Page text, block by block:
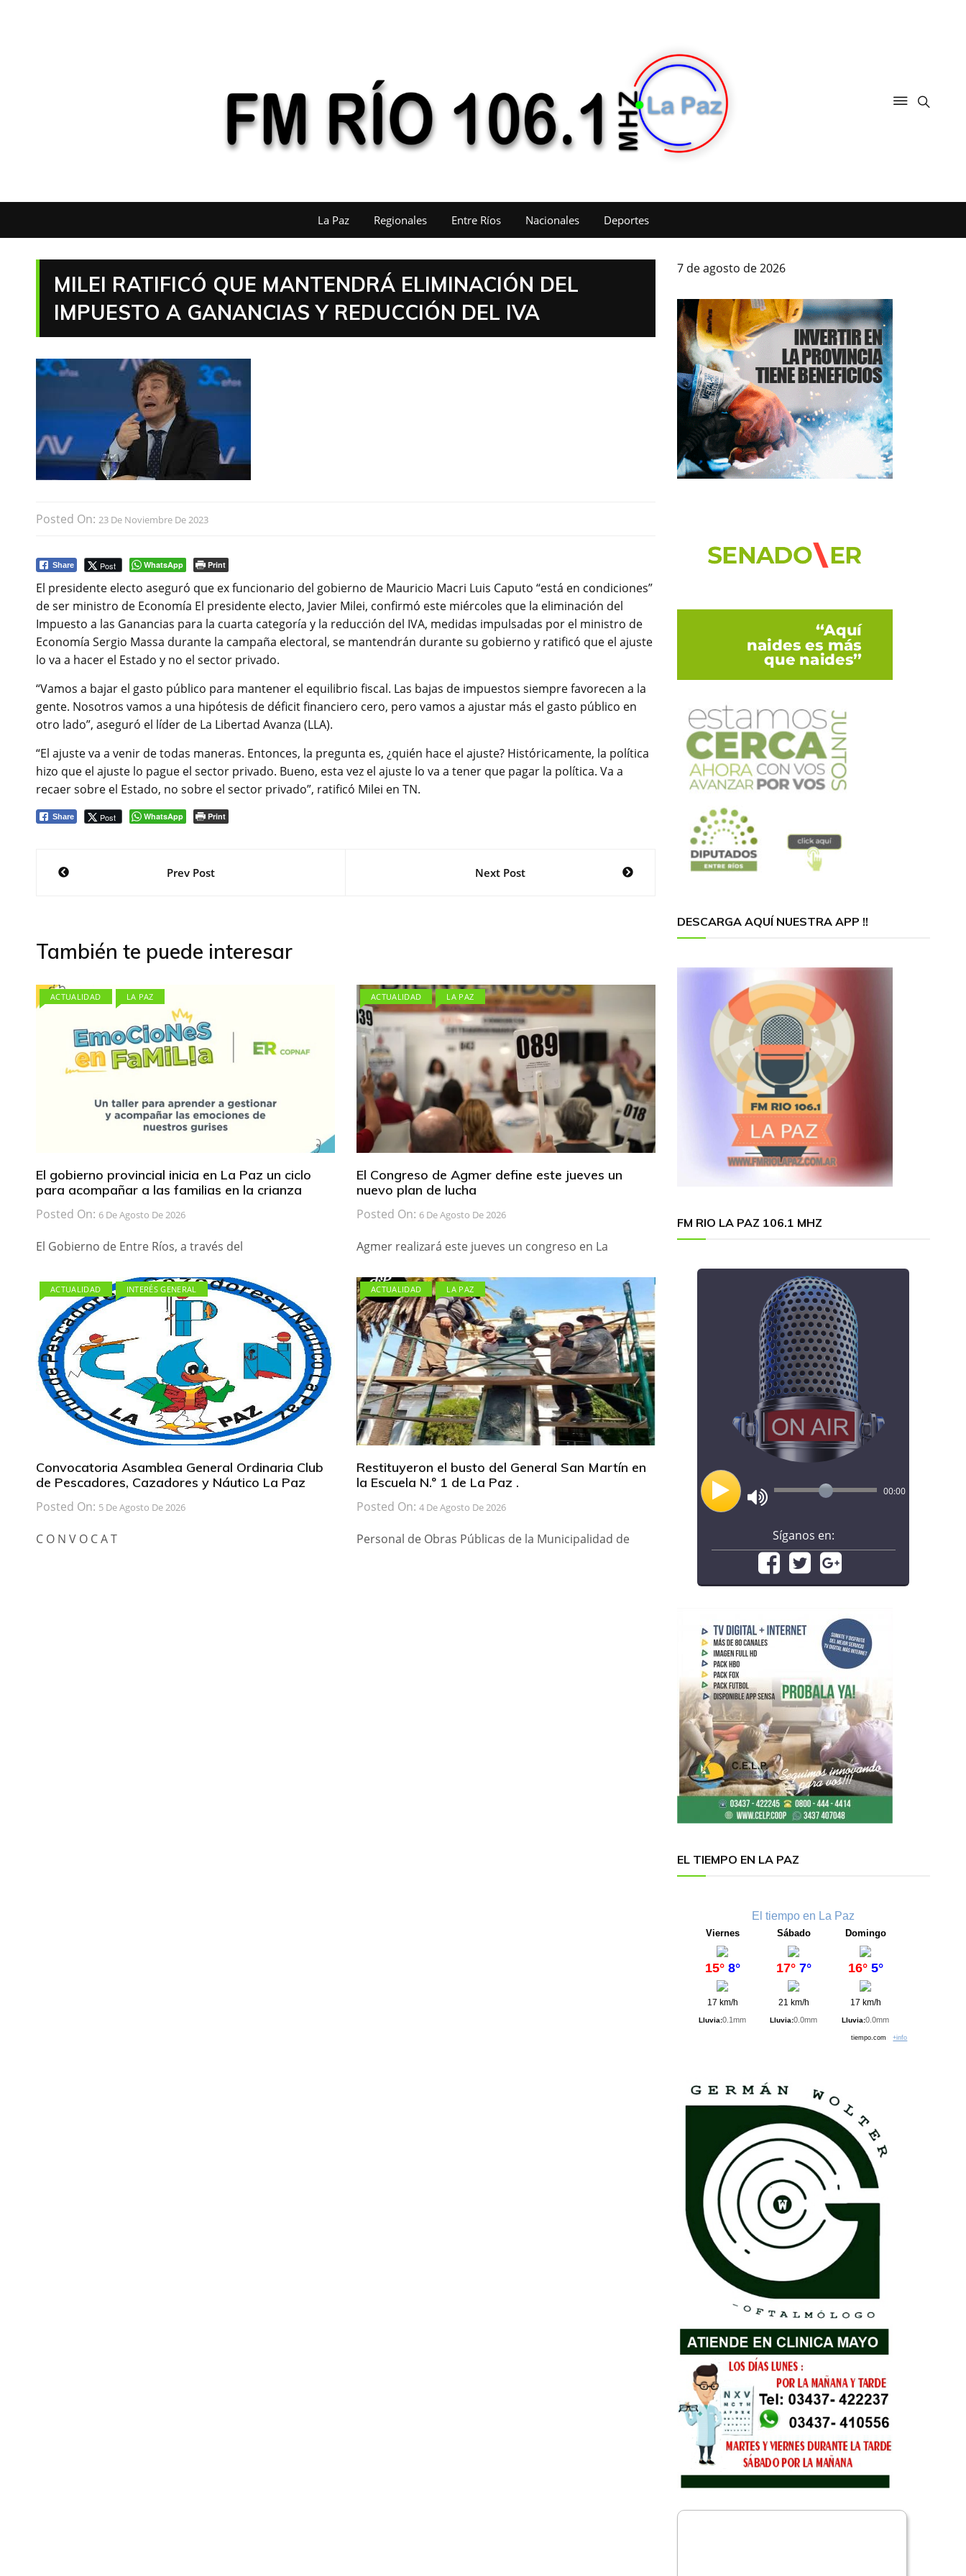
La Paz Regionales Entre Ríos Nacionales Deportes
MILEI RATIFICÓ QUE MANTENDRÁ ELIMINACIÓN DEL
IMPUESTO A GANANCIAS Y REDUCCIÓN DEL IVA
Posted On: 23 De Noviembre De 2023
Share Post WhatsApp Print
El presidente electo aseguró que ex funcionario del gobierno de Mauricio Macri Luis Caputo “está en condiciones”
de ser ministro de Economía El presidente electo, Javier Milei, confirmó este miércoles que la eliminación del
Impuesto a las Ganancias para la cuarta categoría y la reducción del IVA, medidas impulsadas por el ministro de
Economía Sergio Massa durante la campaña electoral, se mantendrán durante su gobierno y ratificó que el ajuste
lo va a hacer el Estado y no el sector privado.
“Vamos a bajar el gasto público para mantener el equilibrio fiscal. Las bajas de impuestos siempre favorecen a la
gente. Nosotros vamos a una hipótesis de déficit financiero cero, pero vamos a ajustar más el gasto público en
otro lado”, aseguró el líder de La Libertad Avanza (LLA).
“El ajuste va a venir de todas maneras. Entonces, la pregunta es, ¿quién hace el ajuste? Históricamente, la política
hizo que el ajuste lo pague el sector privado. Bueno, esta vez el ajuste lo va a tener que pagar la política. Va a
recaer sobre el Estado, no sobre el sector privado”, ratificó Milei en TN.
Share Post WhatsApp Print
NavegaciónPrev Post Next Post
También te puede interesar
ACTUALIDAD LA PAZ
El gobierno provincial inicia en La Paz un ciclo
para acompañar a las familias en la crianza
Posted On: 6 De Agosto De 2026
El Gobierno de Entre Ríos, a través del
ACTUALIDAD LA PAZ
El Congreso de Agmer define este jueves un
nuevo plan de lucha
Posted On: 6 De Agosto De 2026
Agmer realizará este jueves un congreso en La
ACTUALIDAD INTERÉS GENERAL
Convocatoria Asamblea General Ordinaria Club
de Pescadores, Cazadores y Náutico La Paz
Posted On: 5 De Agosto De 2026
C O N V O C A T
ACTUALIDAD LA PAZ
Restituyeron el busto del General San Martín en
la Escuela N.º 1 de La Paz .
Posted On: 4 De Agosto De 2026
Personal de Obras Públicas de la Municipalidad de
7 de agosto de 2026
DESCARGA AQUÍ NUESTRA APP !!
FM RIO LA PAZ 106.1 MHZ
00:00
Síganos en:
EL TIEMPO EN LA PAZ
El tiempo en La Paz
Viernes
15° 8°
17 km/h
Lluvia:0.1mm
Sábado
17° 7°
21 km/h
Lluvia:0.0mm
Domingo
16° 5°
17 km/h
Lluvia:0.0mm
tiempo.com+info